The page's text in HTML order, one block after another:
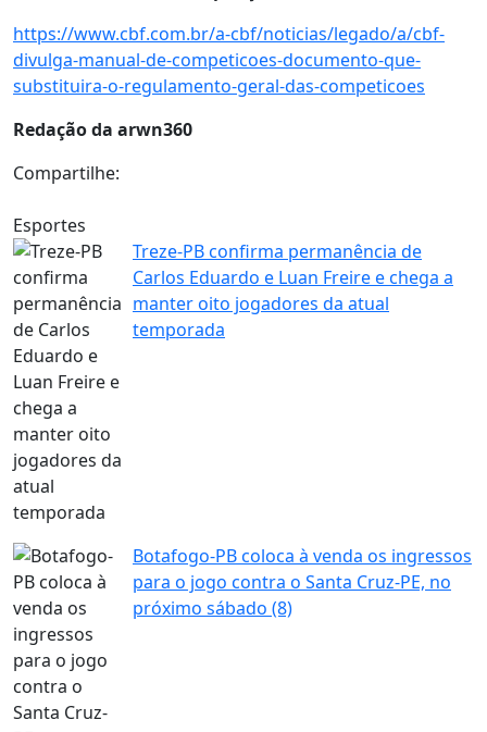
https://www.cbf.com.br/a-cbf/noticias/legado/a/cbf-
divulga-manual-de-competicoes-documento-que-
substituira-o-regulamento-geral-das-competicoes
Redação da arwn360
Compartilhe:
Esportes
Treze-PB confirma permanência de
Carlos Eduardo e Luan Freire e chega a
manter oito jogadores da atual
temporada
Botafogo-PB coloca à venda os ingressos
para o jogo contra o Santa Cruz-PE, no
próximo sábado (8)